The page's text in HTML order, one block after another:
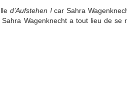
d’Aufstehen !car Sahra
Wagenknecht a tout lieu de se